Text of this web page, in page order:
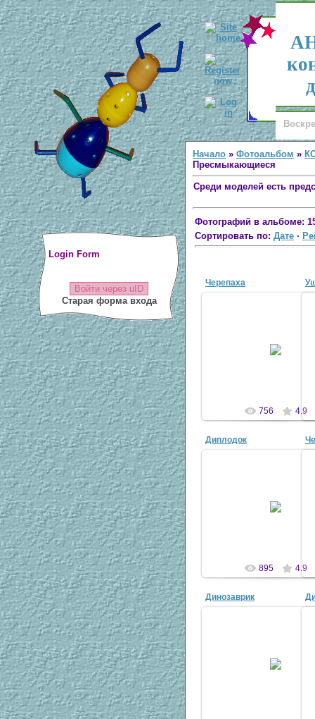
Login Form
Войти через uID
Старая форма входа
Начало » Фотоальбом »
Пресмыкающиеся
Среди моделей есть
Фотографий в альбоме:
Сортировать по: Дате ·
Черепаха
756 4.9
Диплодок
895 4.9
Динозаврик